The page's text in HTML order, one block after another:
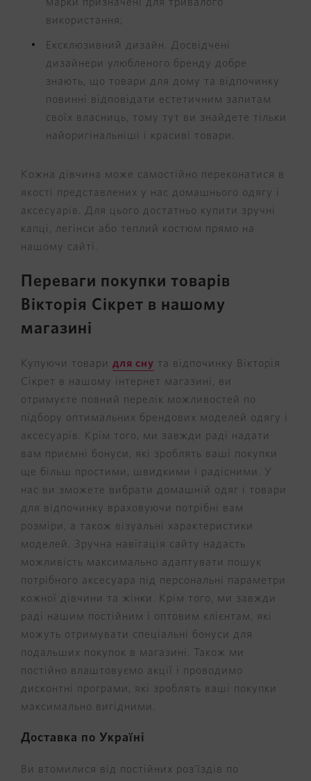
використання;
Ексклюзивний дизайн. Досвідчені
дизайнери улюбленого бренду добре
знають, що товари для дому та відпочинку
повинні відповідати естетичним запитам
своїх власниць, тому тут ви знайдете тільки
найоригінальніші і красиві товари.
Кожна дівчина може самостійно переконатися в
якості представлених у нас домашнього одягу і
аксесуарів. Для цього достатньо купити зручні
капці, легінси або теплий костюм прямо на
нашому сайті.
Переваги покупки товарів
Вікторія Сікрет в нашому
магазині
Купуючи товари для сну та відпочинку Вікторія
Сікрет в нашому інтернет магазині, ви
отримуєте повний перелік можливостей по
підбору оптимальних брендових моделей одягу і
аксесуарів. Крім того, ми завжди раді надати
вам приємні бонуси, які зроблять ваші покупки
ще більш простими, швидкими і радісними.
У
нас ви зможете вибрати домашній одяг і товари
для відпочинку враховуючи потрібні вам
розміри, а також візуальні характеристики
моделей. Зручна навігація сайту надасть
можливість максимально адаптувати пошук
потрібного аксесуара під персональні параметри
кожної дівчини та жінки.
Крім того, ми завжди
раді нашим постійним і оптовим клієнтам, які
можуть отримувати спеціальні бонуси для
подальших покупок в магазині. Також ми
постійно влаштовуємо акції і проводимо
дисконтні програми, які зроблять ваші покупки
максимально вигідними.
Доставка по Україні
Ви втомилися від постійних роз'їздів по